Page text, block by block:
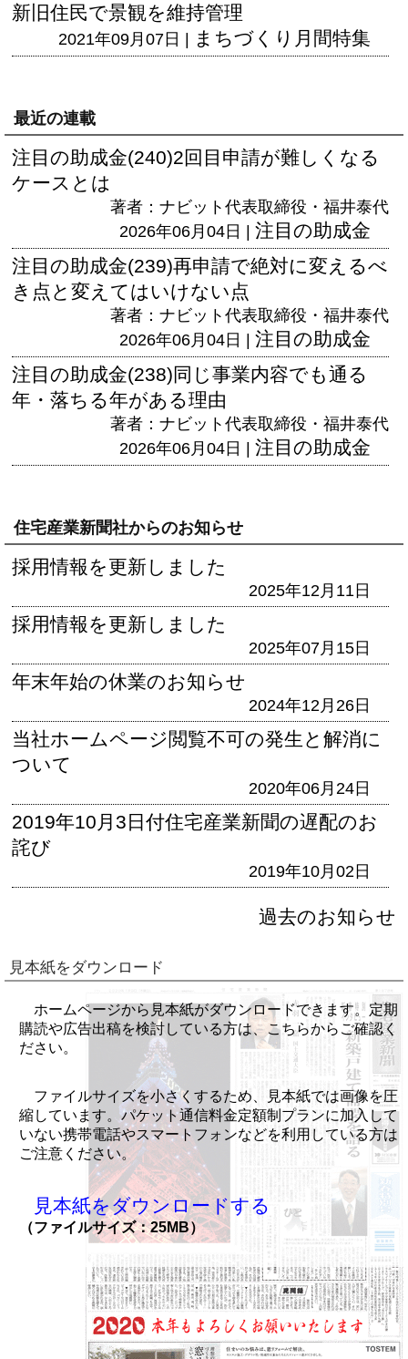
新旧住民で景観を維持管理
2021年09月07日 | まちづくり月間特集
最近の連載
注目の助成金(240)2回目申請が難しくなる
ケースとは
著者：ナビット代表取締役・福井泰代
2026年06月04日 | 注目の助成金
注目の助成金(239)再申請で絶対に変えるべ
き点と変えてはいけない点
著者：ナビット代表取締役・福井泰代
2026年06月04日 | 注目の助成金
注目の助成金(238)同じ事業内容でも通る
年・落ちる年がある理由
著者：ナビット代表取締役・福井泰代
2026年06月04日 | 注目の助成金
住宅産業新聞社からのお知らせ
採用情報を更新しました
2025年12月11日
採用情報を更新しました
2025年07月15日
年末年始の休業のお知らせ
2024年12月26日
当社ホームページ閲覧不可の発生と解消に
ついて
2020年06月24日
2019年10月3日付住宅産業新聞の遅配のお
詫び
2019年10月02日
過去のお知らせ
見本紙をダウンロード
ホームページから見本紙がダウンロードできます。定期
購読や広告出稿を検討している方は、こちらからご確認く
ださい。
ファイルサイズを小さくするため、見本紙では画像を圧
縮しています。パケット通信料金定額制プランに加入して
いない携帯電話やスマートフォンなどを利用している方は
ご注意ください。
見本紙をダウンロードする
（ファイルサイズ：25MB）